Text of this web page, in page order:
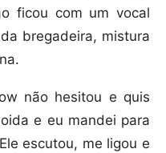
ficou com um vocal
bregadeira, mistura
não hesitou e quis
e eu mandei para
escutou, me ligou e